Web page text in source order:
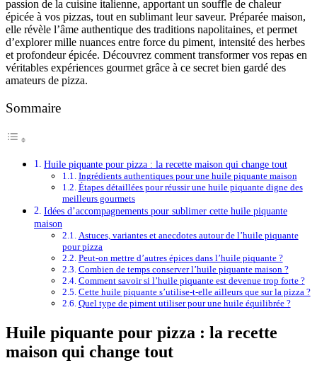
passion de la cuisine italienne, apportant un souffle de chaleur
épicée à vos pizzas, tout en sublimant leur saveur. Préparée maison,
elle révèle l’âme authentique des traditions napolitaines, et permet
d’explorer mille nuances entre force du piment, intensité des herbes
et profondeur épicée. Découvrez comment transformer vos repas en
véritables expériences gourmet grâce à ce secret bien gardé des
amateurs de pizza.
Sommaire
Huile piquante pour pizza : la recette maison qui change tout
Ingrédients authentiques pour une huile piquante maison
Étapes détaillées pour réussir une huile piquante digne des
meilleurs gourmets
Idées d’accompagnements pour sublimer cette huile piquante
maison
Astuces, variantes et anecdotes autour de l’huile piquante
pour pizza
Peut-on mettre d’autres épices dans l’huile piquante ?
Combien de temps conserver l’huile piquante maison ?
Comment savoir si l’huile piquante est devenue trop forte ?
Cette huile piquante s’utilise-t-elle ailleurs que sur la pizza ?
Quel type de piment utiliser pour une huile équilibrée ?
Huile piquante pour pizza : la recette
maison qui change tout